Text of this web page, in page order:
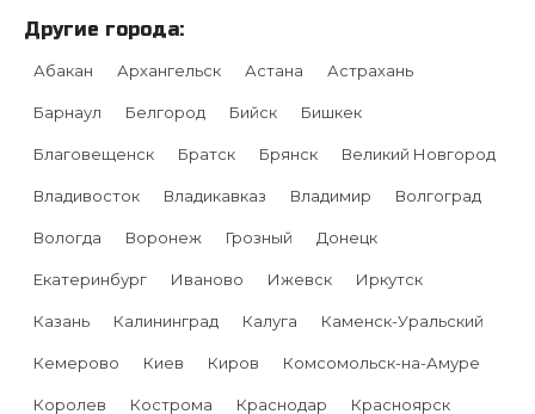
Другие города:
Абакан Архангельск Астана Астрахань
Барнаул Белгород Бийск Бишкек
Благовещенск Братск Брянск Великий Новгород
Владивосток Владикавказ Владимир Волгоград
Вологда Воронеж Грозный Донецк
Екатеринбург Иваново Ижевск Иркутск
Казань Калининград Калуга Каменск-Уральский
Кемерово Киев Киров Комсомольск-на-Амуре
Королев Кострома Краснодар Красноярск